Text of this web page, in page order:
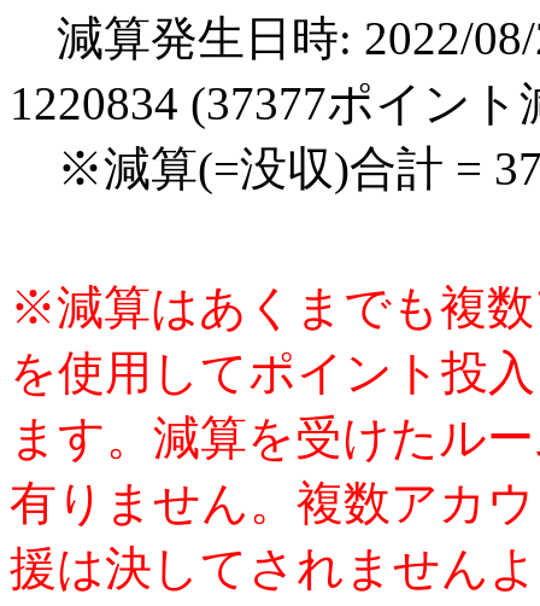
減算発生日時: 2022/
1220834 (37377ポイント
※減算(=没収)合計 =
※減算はあくまでも複
を使用してポイント投
ます。減算を受けたル
有りません。複数アカ
援は決してされません